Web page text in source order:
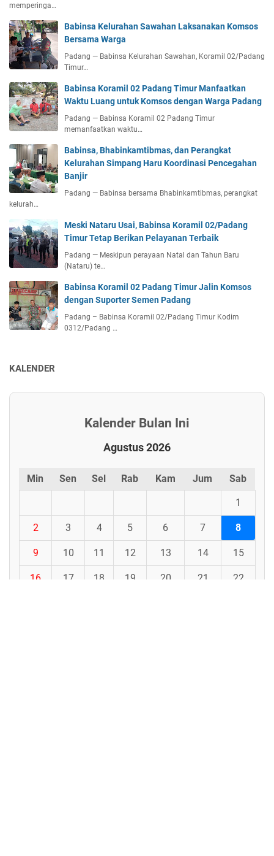
memperinga…
Babinsa Kelurahan Sawahan Laksanakan Komsos
Bersama Warga
Padang — Babinsa Kelurahan Sawahan, Koramil 02/Padang
Timur…
Babinsa Koramil 02 Padang Timur Manfaatkan
Waktu Luang untuk Komsos dengan Warga Padang
Padang — Babinsa Koramil 02 Padang Timur
memanfaatkan waktu…
Babinsa, Bhabinkamtibmas, dan Perangkat
Kelurahan Simpang Haru Koordinasi Pencegahan
Banjir
Padang — Babinsa bersama Bhabinkamtibmas, perangkat
kelurah…
Meski Nataru Usai, Babinsa Koramil 02/Padang
Timur Tetap Berikan Pelayanan Terbaik
Padang — Meskipun perayaan Natal dan Tahun Baru
(Nataru) te…
Babinsa Koramil 02 Padang Timur Jalin Komsos
dengan Suporter Semen Padang
Padang – Babinsa Koramil 02/Padang Timur Kodim
0312/Padang …
KALENDER
Kalender Bulan Ini
Agustus 2026
Min Sen Sel Rab Kam Jum Sab
1
2 3 4 5 6 7 8
9 10 11 12 13 14 15
16 17 18 19 20 21 22